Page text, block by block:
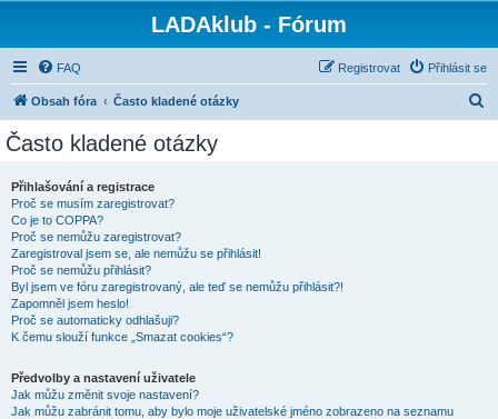
LADAklub - Fórum
FAQ Přihlásit se
Registrovat
Obsah fóra Často kladené otázky
Často kladené otázky
Přihlašování a registrace
Proč se musím zaregistrovat?
Co je to COPPA?
Proč se nemůžu zaregistrovat?
Zaregistroval jsem se, ale nemůžu se přihlásit!
Proč se nemůžu přihlásit?
Byl jsem ve fóru zaregistrovaný, ale teď se nemůžu přihlásit?!
Zapomněl jsem heslo!
Proč se automaticky odhlašuji?
K čemu slouží funkce „Smazat cookies“?
Předvolby a nastavení uživatele
Jak můžu změnit svoje nastavení?
Jak můžu zabránit tomu, aby bylo moje uživatelské jméno zobrazeno na seznamu